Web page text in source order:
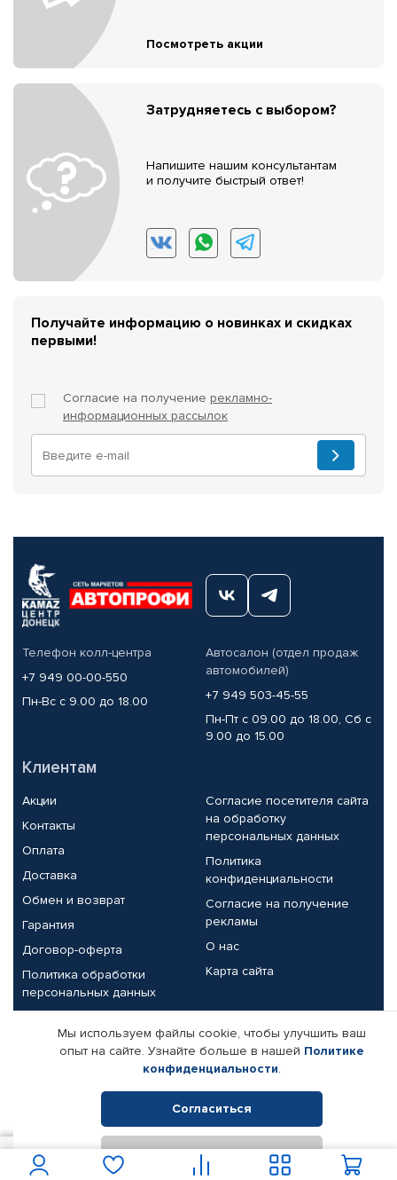
Посмотреть акции
Затрудняетесь с выбором?
Напишите нашим консультантам
и получите быстрый ответ!
Получайте информацию о новинках и скидках
первыми!
Согласие на получение рекламно-
информационных рассылок
Телефон колл-центра
+7 949 00-00-550
Пн-Вс с 9.00 до 18.00
Автосалон (отдел продаж
автомобилей)
+7 949 503-45-55
Пн-Пт с 09.00 до 18.00, Сб с
9.00 до 15.00
Клиентам
Акции
Контакты
Оплата
Доставка
Обмен и возврат
Гарантия
Договор-оферта
Политика обработки
персональных данных
Согласие посетителя сайта
на обработку
персональных данных
Политика
конфиденциальности
Согласие на получение
рекламы
О нас
Карта сайта
Партнерам
Корпоративным клиентам
Поставщикам
Реквизиты компании
© КАМАЗ ЦЕНТР ДОНЕЦК, 2015-2026. Все права защищены.
Интернет-магазин автомобильных товаров Автопрофи.
Мы используем файлы cookie, чтобы улучшить ваш
опыт на сайте. Узнайте больше в нашей Политике
конфиденциальности.
Согласиться
Отклонить
В корзину